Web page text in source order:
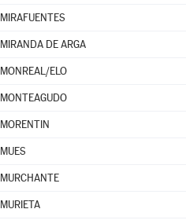
MIRAFUENTES
MIRANDA DE ARGA
MONREAL/ELO
MONTEAGUDO
MORENTIN
MUES
MURCHANTE
MURIETA